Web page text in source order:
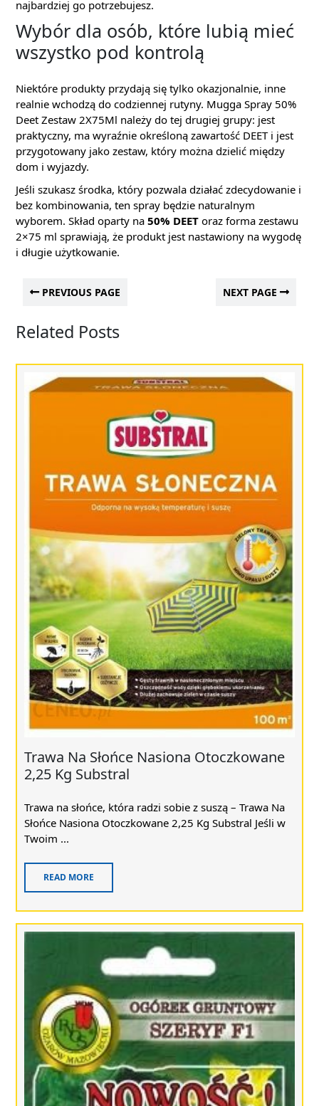
najbardziej go potrzebujesz.
Wybór dla osób, które lubią mieć
wszystko pod kontrolą
Niektóre produkty przydają się tylko okazjonalnie, inne
realnie wchodzą do codziennej rutyny. Mugga Spray 50%
Deet Zestaw 2X75Ml należy do tej drugiej grupy: jest
praktyczny, ma wyraźnie określoną zawartość DEET i jest
przygotowany jako zestaw, który można dzielić między
dom i wyjazdy.
Jeśli szukasz środka, który pozwala działać zdecydowanie i
bez kombinowania, ten spray będzie naturalnym
wyborem. Skład oparty na 50% DEET oraz forma zestawu
2×75 ml sprawiają, że produkt jest nastawiony na wygodę
i długie użytkowanie.
PREVIOUS PAGE NEXT PAGE
Related Posts
Trawa Na Słońce Nasiona Otoczkowane
2,25 Kg Substral
Trawa na słońce, która radzi sobie z suszą – Trawa Na
Słońce Nasiona Otoczkowane 2,25 Kg Substral Jeśli w
Twoim ...
READ MORE